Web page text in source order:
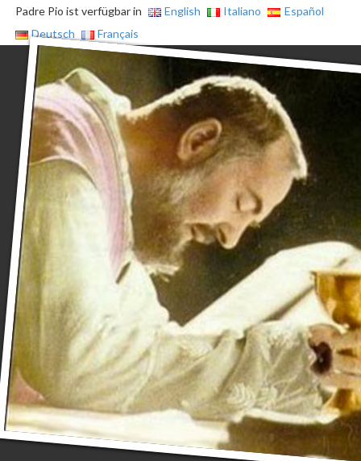
Padre Pio ist verfügbar in English Italiano
Español
Deutsch
Français